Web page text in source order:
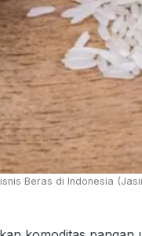
Beras di Indonesia